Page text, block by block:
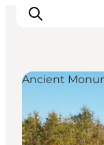
Inspirations
Ancient